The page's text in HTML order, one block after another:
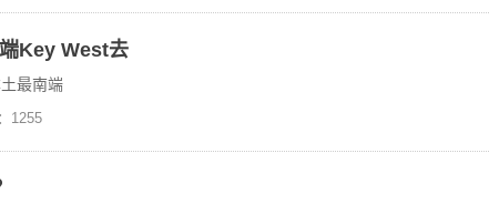
Key West去
最南端
1255